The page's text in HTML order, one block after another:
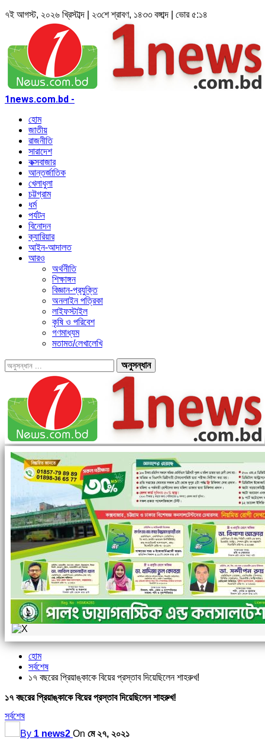
৭ই আগস্ট, ২০২৬ খ্রিস্টাব্দ | ২৩শে শ্রাবণ, ১৪৩৩ বঙ্গাব্দ | ভোর ৫:১৪
1news.com.bd -
হোম
জাতীয়
রাজনীতি
সারাদেশ
কক্সবাজার
আন্তর্জাতিক
খেলাধুলা
চট্টগ্রাম
ধর্ম
পর্যটন
বিনোদন
ক্যারিয়ার
আইন-আদালত
আরও
অর্থনীতি
শিক্ষাঙ্গন
বিজ্ঞান-প্রযুক্তি
অনলাইন পত্রিকা
লাইফস্টাইল
কৃষি ও পরিবেশ
গণমাধ্যম
মতামত/লেখালেখি
হোম
সর্বশেষ
১৭ বছরের প্রিয়াঙ্কাকে বিয়ের প্রস্তাব দিয়েছিলেন শাহরুখ!
১৭ বছরের প্রিয়াঙ্কাকে বিয়ের প্রস্তাব দিয়েছিলেন শাহরুখ!
সর্বশেষ
By 1 news2 On মে ২৭, ২০২১